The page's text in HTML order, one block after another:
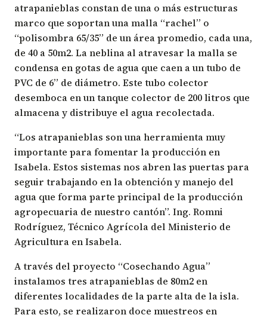
atrapanieblas constan de una o más estructuras
marco que soportan una malla “rachel” o
“polisombra 65/35” de un área promedio, cada una,
de 40 a 50m2. La neblina al atravesar la malla se
condensa en gotas de agua que caen a un tubo de
PVC de 6” de diámetro. Este tubo colector
desemboca en un tanque colector de 200 litros que
almacena y distribuye el agua recolectada.
“Los atrapanieblas son una herramienta muy
importante para fomentar la producción en
Isabela. Estos sistemas nos abren las puertas para
seguir trabajando en la obtención y manejo del
agua que forma parte principal de la producción
agropecuaria de nuestro cantón”. Ing. Romni
Rodríguez, Técnico Agrícola del Ministerio de
Agricultura en Isabela.
A través del proyecto “Cosechando Agua”
instalamos tres atrapanieblas de 80m2 en
diferentes localidades de la parte alta de la isla.
Para esto, se realizaron doce muestreos en